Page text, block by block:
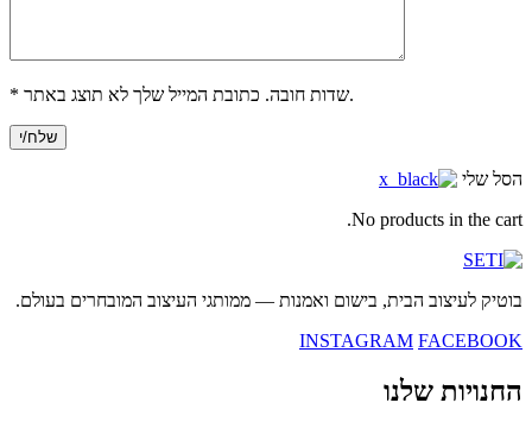
* שדות חובה. כתובת המייל שלך לא תוצג באתר.
הסל שלי
No products in the cart.
בוטיק לעיצוב הבית, בישום ואמנות — ממותגי העיצוב המובחרים בעולם.
INSTAGRAM FACEBOOK
החנויות שלנו